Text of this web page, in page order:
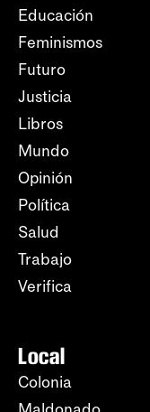
Educación
Feminismos
Futuro
Justicia
Libros
Mundo
Opinión
Política
Salud
Trabajo
Verifica
Local
Colonia